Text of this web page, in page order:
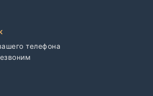
телефона